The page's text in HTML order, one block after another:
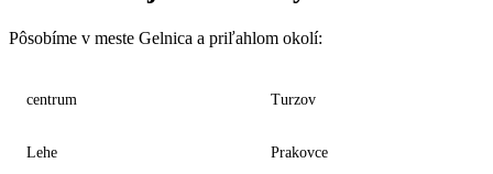
Pôsobíme v meste Gelnica a priľahlom okolí:
centrum Turzov
Lehe Prakovce